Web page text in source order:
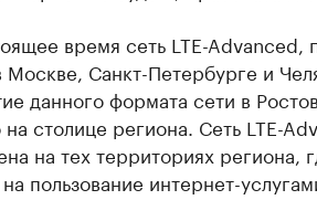
время сеть LTE-Advanced,
Москве, Санкт-Петербурге и
данного формата сети в
на столице региона. Сеть LTE-
на тех территориях региона,
пользование интернет-